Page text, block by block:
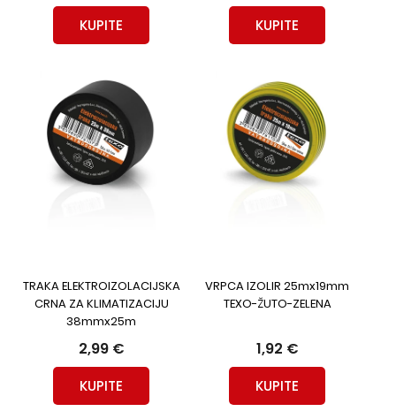
KUPITE KUPITE
TRAKA ELEKTROIZOLACIJSKA
CRNA ZA KLIMATIZACIJU
38mmx25m
2,99 €
KUPITE
VRPCA IZOLIR 25mx19mm
TEXO-ŽUTO-ZELENA
1,92 €
KUPITE